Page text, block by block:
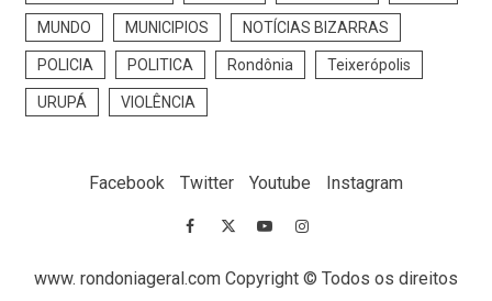
MUNDO MUNICIPIOS NOTÍCIAS BIZARRAS
POLICIA POLITICA Rondônia Teixerópolis
URUPÁ VIOLÊNCIA
Facebook Twitter Youtube Instagram
www. rondoniageral.com Copyright © Todos os direitos